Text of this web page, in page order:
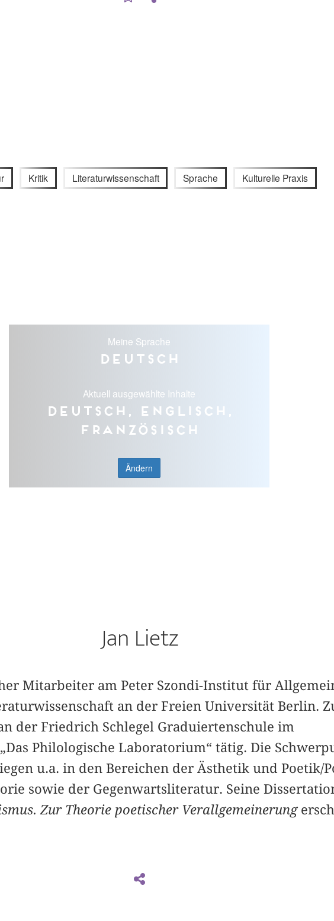
Kritik Literaturwissenschaft Sprache Kulturelle Praxis
Meine Sprache
Deutsch
Aktuell ausgewählte Inhalte
Deutsch, Englisch,
Französisch
Ändern
Jan Lietz
Mitarbeiter am Peter Szondi-Institut für
an der Freien Universität Berlin.
der Friedrich Schlegel Graduiertenschule im
Philologische Laboratorium“ tätig. Die
u.a. in den Bereichen der Ästhetik und Poetik/
sowie der Gegenwartsliteratur. Seine
Zur Theorie poetischer Verallgemeinerung